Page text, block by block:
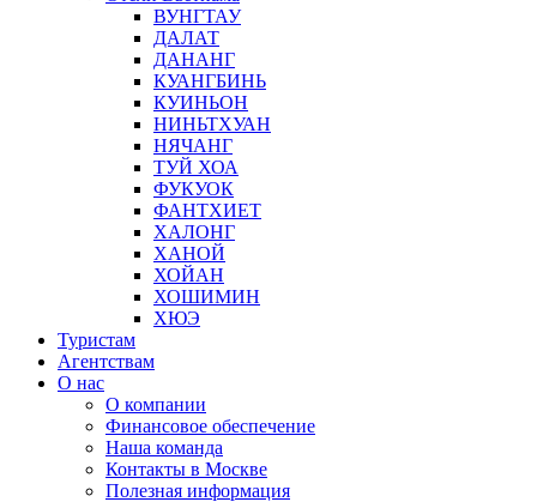
ВУНГТАУ
ДАЛАТ
ДАНАНГ
КУАНГБИНЬ
КУИНЬОН
НИНЬТХУАН
НЯЧАНГ
ТУЙ ХОА
ФУКУОК
ФАНТХИЕТ
ХАЛОНГ
ХАНОЙ
ХОЙАН
ХОШИМИН
ХЮЭ
Туристам
Агентствам
О нас
О компании
Финансовое обеспечение
Наша команда
Контакты в Москве
Полезная информация